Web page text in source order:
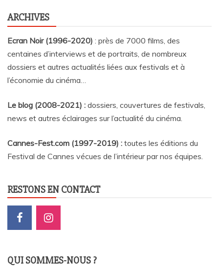
ARCHIVES
Ecran Noir (1996-2020) : près de 7000 films, des
centaines d’interviews et de portraits, de nombreux
dossiers et autres actualités liées aux festivals et à
l’économie du cinéma…
Le blog (2008-2021) : dossiers, couvertures de festivals,
news et autres éclairages sur l’actualité du cinéma
Cannes-Fest.com (1997-2019) : toutes les éditions du
Festival de Cannes vécues de l’intérieur par nos équipes.
RESTONS EN CONTACT
QUI SOMMES-NOUS ?